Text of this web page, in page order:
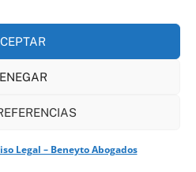
Legal – Beneyto Abogados
de abogado en
privacidad